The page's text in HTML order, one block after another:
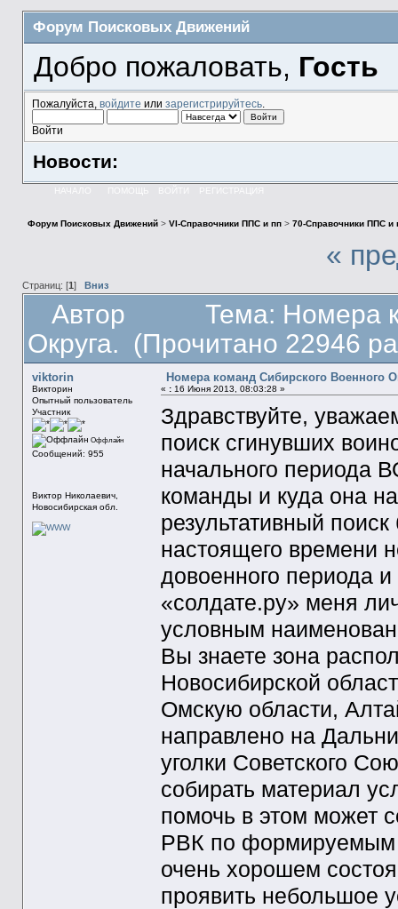
Форум Поисковых Движений
Добро пожаловать, Гость
Пожалуйста, войдите или зарегистрируйтесь.
Войти
Новости:
НАЧАЛО ПОМОЩЬ ВОЙТИ РЕГИСТРАЦИЯ
Форум Поисковых Движений> VI-Справочники ППС и пп> 70-Справочники ППС и
«
Страниц: [1 ] Вниз
Автор
Тема: Номера
Округа. (Прочитано 22946
viktorin
Викторин
Опытный пользователь
Участник
Оффлайн
Сообщений: 955
Виктор Николаевич,
Новосибирская обл.
Номера команд Сибирского Военного
« :16 Июня 2013, 08:03:28 »
Здравствуйте,
поиск сгинувших
начального периода
команды и куда она
результативный
настоящего времени
довоенного периода
«солдате.ру» меня
условным
Вы знаете зона
Новосибирской
Омскую области,
направлено на
уголки Советского
собирать материал
помочь в этом может
РВК по формируемым
очень хорошем
проявить небольшое